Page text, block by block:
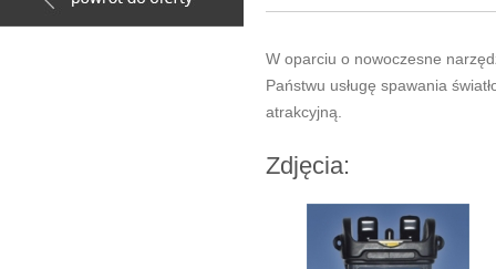
W oparciu o nowoczesne
Państwu usługę spawania
atrakcyjną.
Zdjęcia: